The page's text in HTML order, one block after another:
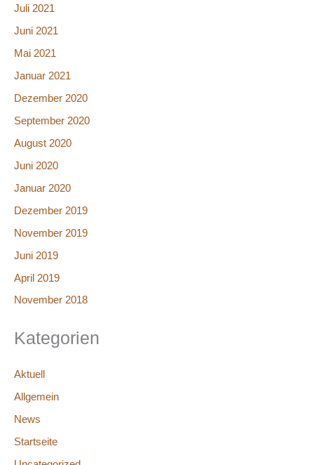
Juli 2021
Juni 2021
Mai 2021
Januar 2021
Dezember 2020
September 2020
August 2020
Juni 2020
Januar 2020
Dezember 2019
November 2019
Juni 2019
April 2019
November 2018
Kategorien
Aktuell
Allgemein
News
Startseite